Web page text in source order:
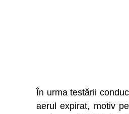
În urma testării
aerul expirat, motiv